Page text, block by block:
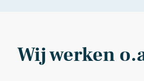
Wij werken